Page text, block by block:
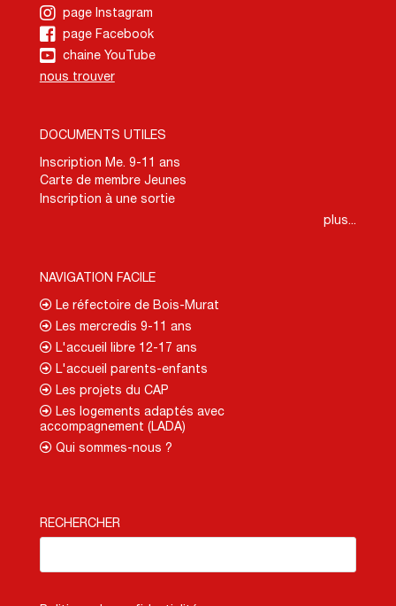
page Instagram
page Facebook
chaine YouTube
nous trouver
DOCUMENTS UTILES
Inscription Me. 9-11 ans
Carte de membre Jeunes
Inscription à une sortie
plus...
NAVIGATION FACILE
Le réfectoire de Bois-Murat
Les mercredis 9-11 ans
L'accueil libre 12-17 ans
L'accueil parents-enfants
Les projets du CAP
Les logements adaptés avec
accompagnement (LADA)
Qui sommes-nous ?
RECHERCHER